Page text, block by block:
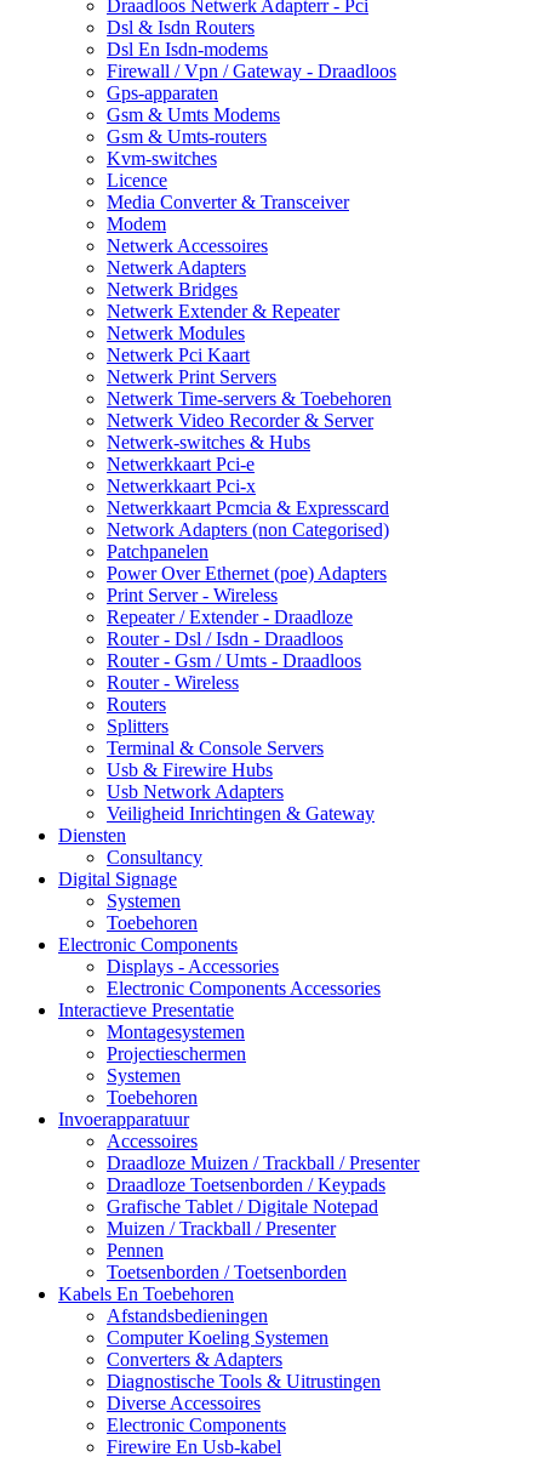
Draadloos Netwerk Adapterr - Pci
Dsl & Isdn Routers
Dsl En Isdn-modems
Firewall / Vpn / Gateway - Draadloos
Gps-apparaten
Gsm & Umts Modems
Gsm & Umts-routers
Kvm-switches
Licence
Media Converter & Transceiver
Modem
Netwerk Accessoires
Netwerk Adapters
Netwerk Bridges
Netwerk Extender & Repeater
Netwerk Modules
Netwerk Pci Kaart
Netwerk Print Servers
Netwerk Time-servers & Toebehoren
Netwerk Video Recorder & Server
Netwerk-switches & Hubs
Netwerkkaart Pci-e
Netwerkkaart Pci-x
Netwerkkaart Pcmcia & Expresscard
Network Adapters (non Categorised)
Patchpanelen
Power Over Ethernet (poe) Adapters
Print Server - Wireless
Repeater / Extender - Draadloze
Router - Dsl / Isdn - Draadloos
Router - Gsm / Umts - Draadloos
Router - Wireless
Routers
Splitters
Terminal & Console Servers
Usb & Firewire Hubs
Usb Network Adapters
Veiligheid Inrichtingen & Gateway
Diensten
Consultancy
Digital Signage
Systemen
Toebehoren
Electronic Components
Displays - Accessories
Electronic Components Accessories
Interactieve Presentatie
Montagesystemen
Projectieschermen
Systemen
Toebehoren
Invoerapparatuur
Accessoires
Draadloze Muizen / Trackball / Presenter
Draadloze Toetsenborden / Keypads
Grafische Tablet / Digitale Notepad
Muizen / Trackball / Presenter
Pennen
Toetsenborden / Toetsenborden
Kabels En Toebehoren
Afstandsbedieningen
Computer Koeling Systemen
Converters & Adapters
Diagnostische Tools & Uitrustingen
Diverse Accessoires
Electronic Components
Firewire En Usb-kabel